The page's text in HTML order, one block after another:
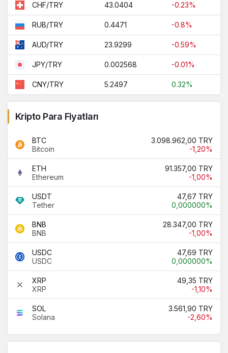
CHF/TRY 43.0404 -0.23%
RUB/TRY 0.4471 -0.8%
AUD/TRY 23.9299 -0.59%
JPY/TRY 0.002568 -0.01%
CNY/TRY 5.2497 0.32%
Kripto Para Fiyatları
BTC
Bitcoin
3.098.962,00 TRY
-1,20%
ETH
Ethereum
91.357,00 TRY
-1,00%
USDT
Tether
47,67 TRY
0,000000%
BNB
BNB
28.347,00 TRY
-1,00%
USDC
USDC
47,69 TRY
0,000000%
XRP
XRP
49,35 TRY
-1,10%
SOL
Solana
3.561,90 TRY
-2,60%